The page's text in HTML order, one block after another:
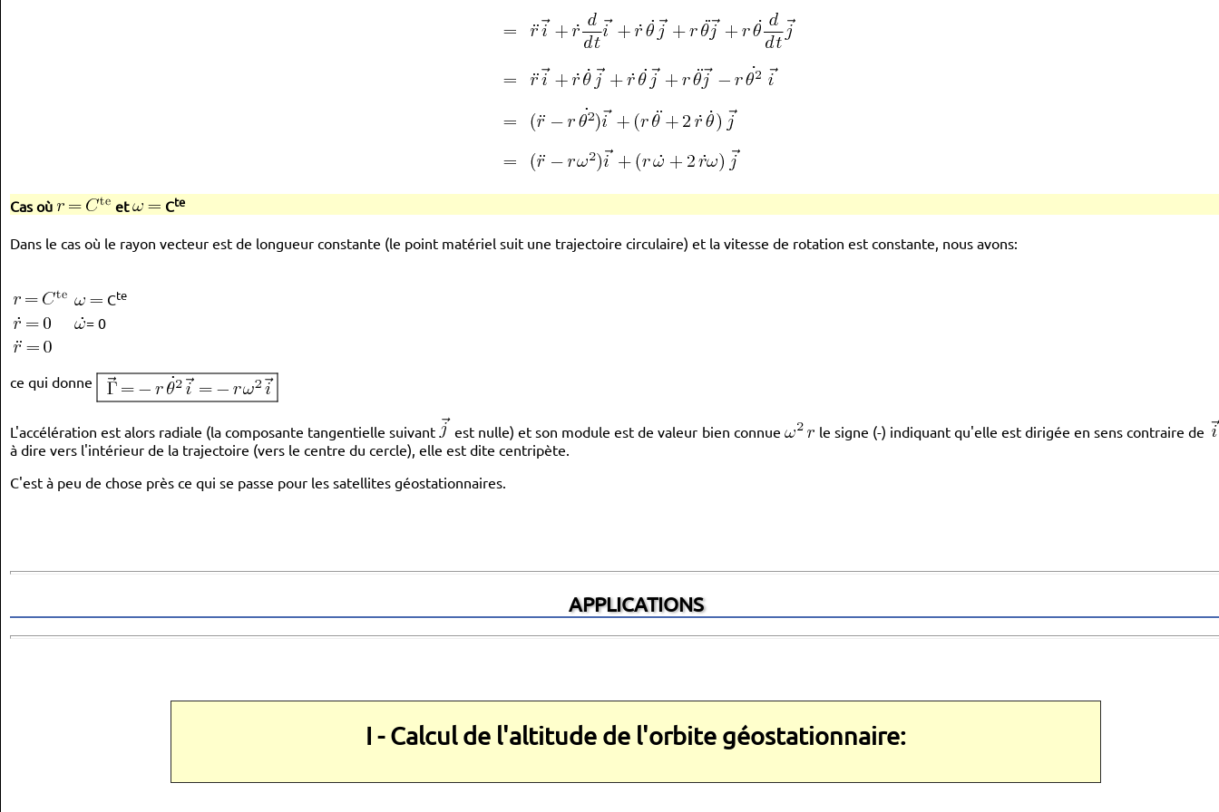
Cas où et Cte
Dans le cas où le rayon vecteur est de longueur constante (le point matériel suit une trajectoire circulaire) et la vitesse de rotation est constante, nous avons:
Cte
= 0
ce qui donne
L'accélération est alors radiale (la composante tangentielle suivant est nulle) et son module est de valeur bien connue
le signe (-) indiquant qu'elle est dirigée en sens contraire de
à dire vers l'intérieur de la trajectoire (vers le centre du cercle), elle est dite centripète.
C'est à peu de chose près ce qui se passe pour les satellites géostationnaires.
APPLICATIONS
I - Calcul de l'altitude de l'orbite géostationnaire: